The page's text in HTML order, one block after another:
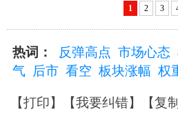
1 2 3
热词： 反弹高点 市场心态
气 后市 看空 板块涨幅 权
【打印】【我要纠错】【复